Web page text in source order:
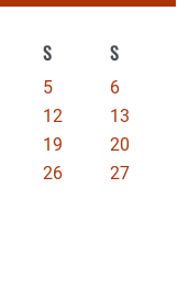
S S
5
6
12
13
19
20
26
27